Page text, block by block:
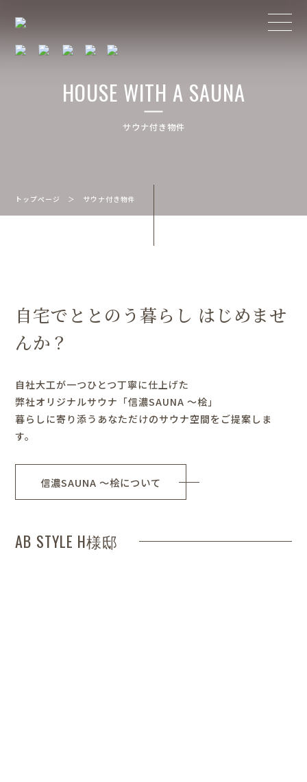
HOUSE WITH A SAUNA
サウナ付き物件
トップページ ＞ サウナ付き物件
自宅でととのう暮らし はじめませ
んか？
自社大工が一つひとつ丁寧に仕上げた
弊社オリジナルサウナ「信濃SAUNA ～桧」
暮らしに寄り添うあなただけのサウナ空間をご提案しま
す。
信濃SAUNA ～桧について
AB STYLE H様邸